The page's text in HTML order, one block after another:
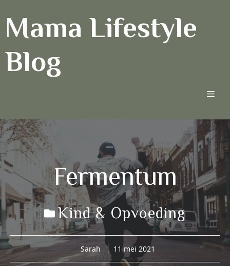
naarMama Lifestyle
Blog
Fermentum
Kind & Opvoeding
Sarah 11 mei 2021